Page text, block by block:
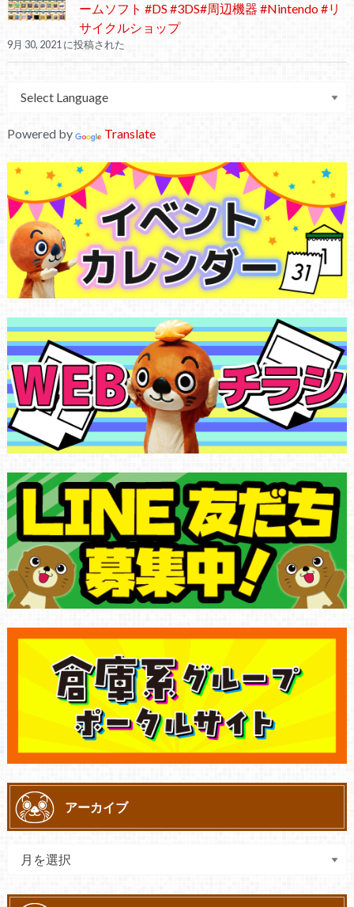
ームソフト #DS #3DS#周辺機器 #Nintendo #リ
サイクルショップ
9月 30, 2021 に投稿された
Powered by Translate
アーカイブ